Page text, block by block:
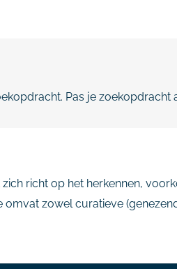
Pas je zoekopdracht
richt op het herkennen,
zowel curatieve